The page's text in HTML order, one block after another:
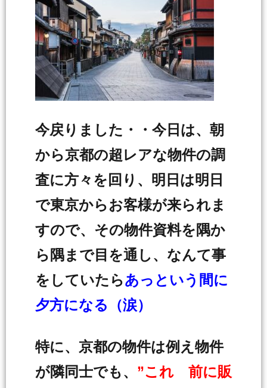
今戻りました・・今日は、朝
から京都の超レアな物件の調
査に方々を回り、明日は明日
で東京からお客様が来られま
すので、その物件資料を隅か
ら隅まで目を通し、なんて事
をしていたらあっという間に
夕方になる（涙）
特に、京都の物件は例え物件
が隣同士でも、 ”これ 前に販